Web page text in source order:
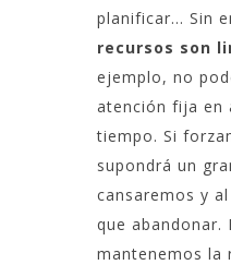
planificar… Sin
recursos son
ejemplo, no
atención fija en
tiempo. Si
supondrá un
cansaremos y
que abandonar.
mantenemos la